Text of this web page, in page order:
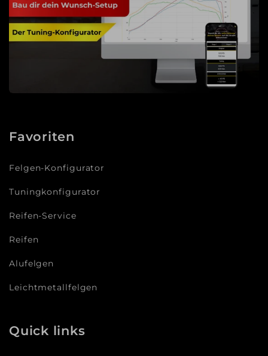
Favoriten
Felgen-Konfigurator
Tuningkonfigurator
Reifen-Service
Reifen
Alufelgen
Leichtmetallfelgen
Quick links